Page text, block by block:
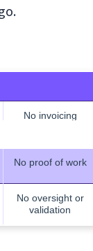
No invoicing
No proof of work
No oversight or
validation